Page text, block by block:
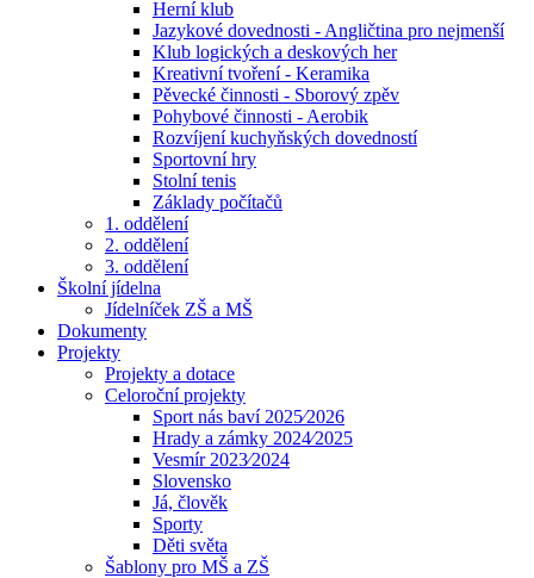
Herní klub
Jazykové dovednosti - Angličtina pro nejmenší
Klub logických a deskových her
Kreativní tvoření - Keramika
Pěvecké činnosti - Sborový zpěv
Pohybové činnosti - Aerobik
Rozvíjení kuchyňských dovedností
Sportovní hry
Stolní tenis
Základy počítačů
1. oddělení
2. oddělení
3. oddělení
Školní jídelna
Jídelníček ZŠ a MŠ
Dokumenty
Projekty
Projekty a dotace
Celoroční projekty
Sport nás baví 2025⁄2026
Hrady a zámky 2024⁄2025
Vesmír 2023⁄2024
Slovensko
Já, člověk
Sporty
Děti světa
Šablony pro MŠ a ZŠ